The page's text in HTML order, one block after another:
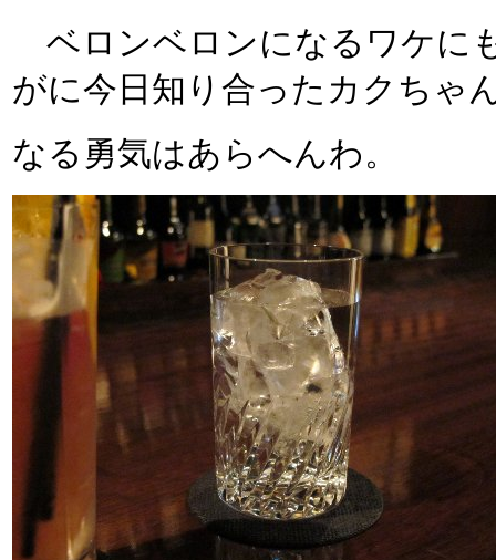
ベロンベロンになるワケに
がに今日知り合ったカクちゃ
なる勇気はあらへんわ。